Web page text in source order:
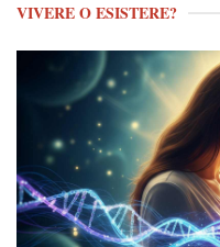
VIVERE O ESISTERE?